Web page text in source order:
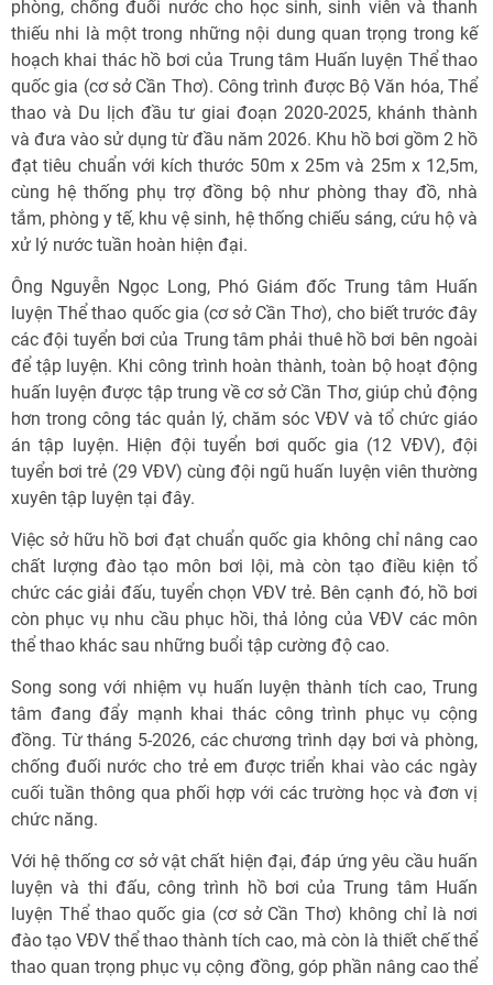
phòng, chống đuối nước cho học sinh, sinh viên và thanh
thiếu nhi là một trong những nội dung quan trọng trong kế
hoạch khai thác hồ bơi của Trung tâm Huấn luyện Thể thao
quốc gia (cơ sở Cần Thơ). Công trình được Bộ Văn hóa, Thể
thao và Du lịch đầu tư giai đoạn 2020-2025, khánh thành
và đưa vào sử dụng từ đầu năm 2026. Khu hồ bơi gồm 2 hồ
đạt tiêu chuẩn với kích thước 50m x 25m và 25m x 12,5m,
cùng hệ thống phụ trợ đồng bộ như phòng thay đồ, nhà
tắm, phòng y tế, khu vệ sinh, hệ thống chiếu sáng, cứu hộ và
xử lý nước tuần hoàn hiện đại.
Ông Nguyễn Ngọc Long, Phó Giám đốc Trung tâm Huấn
luyện Thể thao quốc gia (cơ sở Cần Thơ), cho biết trước đây
các đội tuyển bơi của Trung tâm phải thuê hồ bơi bên ngoài
để tập luyện. Khi công trình hoàn thành, toàn bộ hoạt động
huấn luyện được tập trung về cơ sở Cần Thơ, giúp chủ động
hơn trong công tác quản lý, chăm sóc VĐV và tổ chức giáo
án tập luyện. Hiện đội tuyển bơi quốc gia (12 VĐV), đội
tuyển bơi trẻ (29 VĐV) cùng đội ngũ huấn luyện viên thường
xuyên tập luyện tại đây.
Việc sở hữu hồ bơi đạt chuẩn quốc gia không chỉ nâng cao
chất lượng đào tạo môn bơi lội, mà còn tạo điều kiện tổ
chức các giải đấu, tuyển chọn VĐV trẻ. Bên cạnh đó, hồ bơi
còn phục vụ nhu cầu phục hồi, thả lỏng của VĐV các môn
thể thao khác sau những buổi tập cường độ cao.
Song song với nhiệm vụ huấn luyện thành tích cao, Trung
tâm đang đẩy mạnh khai thác công trình phục vụ cộng
đồng. Từ tháng 5-2026, các chương trình dạy bơi và phòng,
chống đuối nước cho trẻ em được triển khai vào các ngày
cuối tuần thông qua phối hợp với các trường học và đơn vị
chức năng.
Với hệ thống cơ sở vật chất hiện đại, đáp ứng yêu cầu huấn
luyện và thi đấu, công trình hồ bơi của Trung tâm Huấn
luyện Thể thao quốc gia (cơ sở Cần Thơ) không chỉ là nơi
đào tạo VĐV thể thao thành tích cao, mà còn là thiết chế thể
thao quan trọng phục vụ cộng đồng, góp phần nâng cao thể